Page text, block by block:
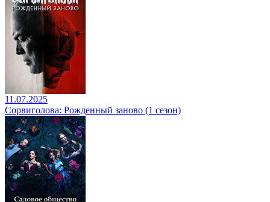
11.07.2025
Сорвиголова: Рожденный заново (1 сезон)